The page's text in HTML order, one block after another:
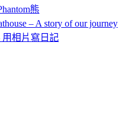
熊
– A story of our journey
用相片寫日記